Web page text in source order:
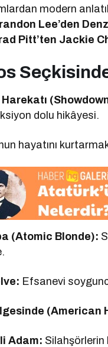
modern
Lee’den
Pitt’ten Jackie
Harekatı
dolu hikâyesi.
hayatını
(Atomic Blonde):
Efsanevi
(American
Adam: Silahşörlerin